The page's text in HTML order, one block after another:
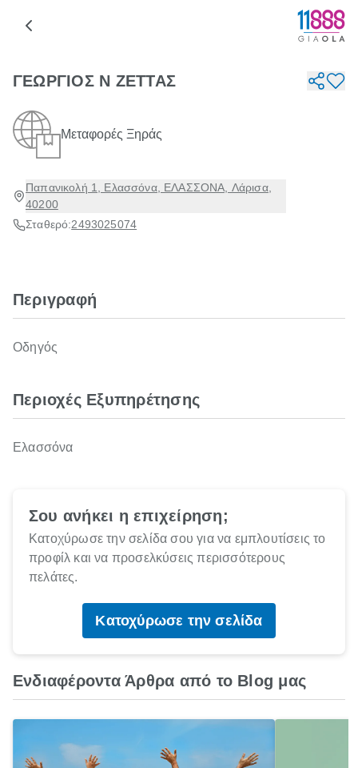
ΓΕΩΡΓΙΟΣ Ν ΖΕΤΤΑΣ
Μεταφορές Ξηράς
Παπανικολή 1, Ελασσόνα, ΕΛΑΣΣΟΝΑ, Λάρισα,
40200
Σταθερό:2493025074
Περιγραφή
Οδηγός
Περιοχές Εξυπηρέτησης
Ελασσόνα
Σου ανήκει η επιχείρηση;
Κατοχύρωσε την σελίδα σου για να εμπλουτίσεις το
προφίλ και να προσελκύσεις περισσότερους
πελάτες.
Κατοχύρωσε την σελίδα
Ενδιαφέροντα Άρθρα από το Blog μας